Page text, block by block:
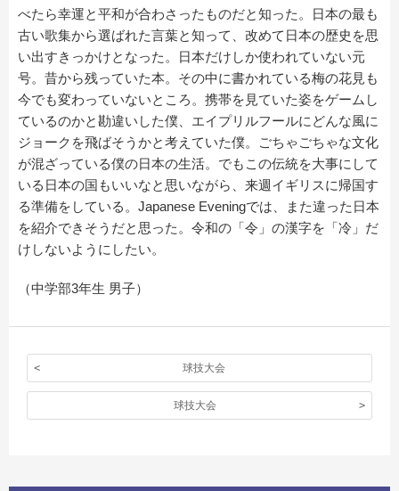
べたら幸運と平和が合わさったものだと知った。日本の最も
古い歌集から選ばれた言葉と知って、改めて日本の歴史を思
い出すきっかけとなった。日本だけしか使われていない元
号。昔から残っていた本。その中に書かれている梅の花見も
今でも変わっていないところ。携帯を見ていた姿をゲームし
ているのかと勘違いした僕、エイプリルフールにどんな風に
ジョークを飛ばそうかと考えていた僕。ごちゃごちゃな文化
が混ざっている僕の日本の生活。でもこの伝統を大事にして
いる日本の国もいいなと思いながら、来週イギリスに帰国す
る準備をしている。Japanese Eveningでは、また違った日本
を紹介できそうだと思った。令和の「令」の漢字を「冷」だ
けしないようにしたい。
（中学部3年生 男子）
球技大会
球技大会